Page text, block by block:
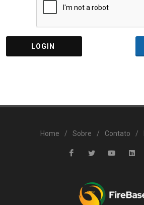
LOGIN
Home / Sobre / Contato /